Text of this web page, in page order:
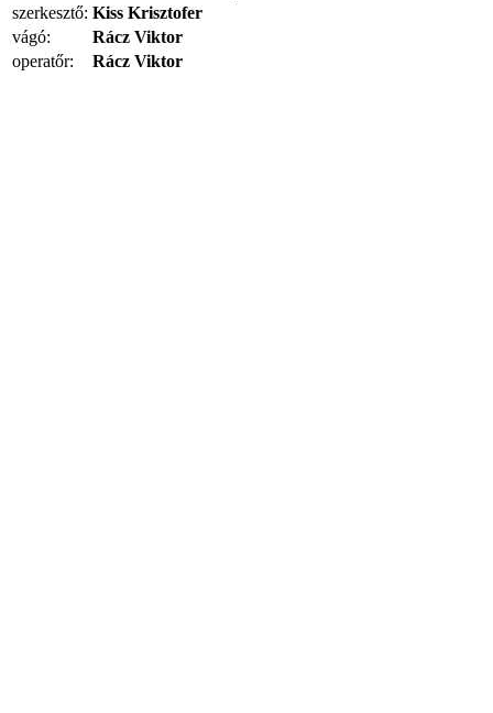
szerkesztő: Kiss Krisztofer
vágó:
Rácz Viktor
operatőr:
Rácz Viktor